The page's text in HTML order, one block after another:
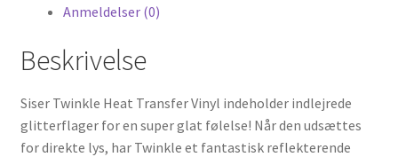
Anmeldelser (0)
Beskrivelse
Siser Twinkle Heat Transfer Vinyl indeholder indlejrede
glitterflager for en super glat følelse! Når den udsættes
for direkte lys, har Twinkle et fantastisk reflekterende